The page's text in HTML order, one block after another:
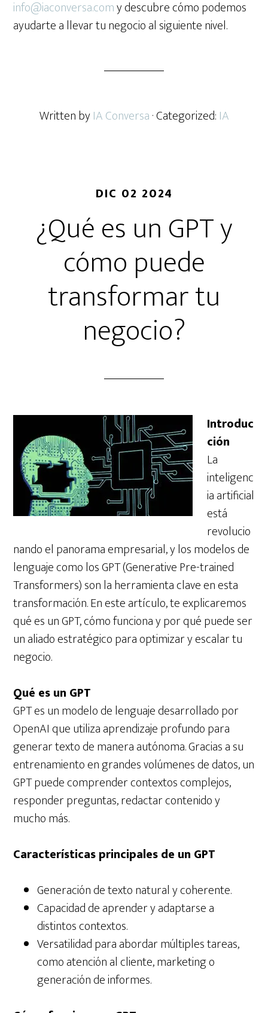
info@iaconversa.comy descubre cómo podemos
ayudarte a llevar tu negocio al siguiente nivel.
Written byIA Conversa· Categorized: IA
DIC 02 2024
¿Qué es un GPT y
cómo puede
transformar tu
negocio?
Introduc
ción
La
inteligenc
ia artificial
está
revolucio
nando el panorama empresarial, y los modelos de
lenguaje como los GPT (Generative Pre-trained
Transformers) son la herramienta clave en esta
transformación. En este artículo, te explicaremos
qué es un GPT, cómo funciona y por qué puede ser
un aliado estratégico para optimizar y escalar tu
negocio.
Qué es un GPT
GPT es un modelo de lenguaje desarrollado por
OpenAI que utiliza aprendizaje profundo para
generar texto de manera autónoma. Gracias a su
entrenamiento en grandes volúmenes de datos, un
GPT puede comprender contextos complejos,
responder preguntas, redactar contenido y
mucho más.
Características principales de un GPT
Generación de texto natural y coherente.
Capacidad de aprender y adaptarse a
distintos contextos.
Versatilidad para abordar múltiples tareas,
como atención al cliente, marketing o
generación de informes.